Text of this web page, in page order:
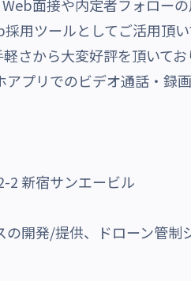
面接や内定者フォロー
用ツールとしてご活用頂
さから大変好評を頂いてお
プリでのビデオ通話・録
新宿サンエービル
開発/提供、ドローン管制